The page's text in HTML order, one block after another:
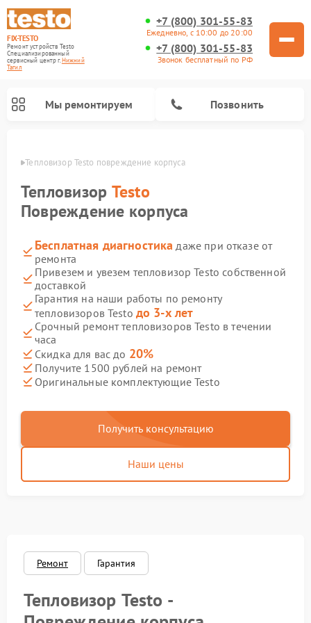
FIX-TESTO
Ремонт устройств Testo
Специализированный
cервисный центр г.Нижний
Тагил
+7 (800) 301-55-83
Ежедневно, с 10:00 до 20:00
+7 (800) 301-55-83
Звонок бесплатный по РФ
Мы ремонтируем Позвонить
Тепловизор Testo повреждение корпуса
Тепловизор Testo
Повреждение корпуса
Бесплатная диагностика даже при отказе от
ремонта
Привезем и увезем тепловизор Testo собственной
доставкой
Гарантия на наши работы по ремонту
тепловизоров Testo до 3-х лет
Срочный ремонт тепловизоров Testo в течении
часа
Скидка для вас до 20%
Получите 1500 рублей на ремонт
Оригинальные комплектующие Testo
Получить консультацию
Наши цены
Ремонт Гарантия
Тепловизор Testo -